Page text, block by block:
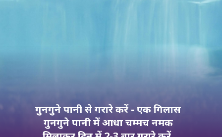
गुनगुने पानी से गरारे करें - एक गिलास
गुनगुने पानी में आधा चम्मच नमक